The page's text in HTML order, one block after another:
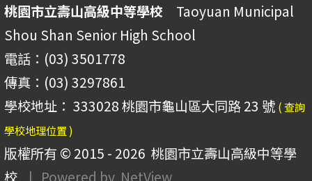
桃園市立壽山高級中等學校 Taoyuan Municipal
Shou Shan Senior High School
電話：(03) 3501778
傳真：(03) 3297861
學校地址： 333028 桃園市龜山區大同路 23 號 ( 查詢
學校地理位置 )
版權所有 © 2015 - 2026 桃園市立壽山高級中等學